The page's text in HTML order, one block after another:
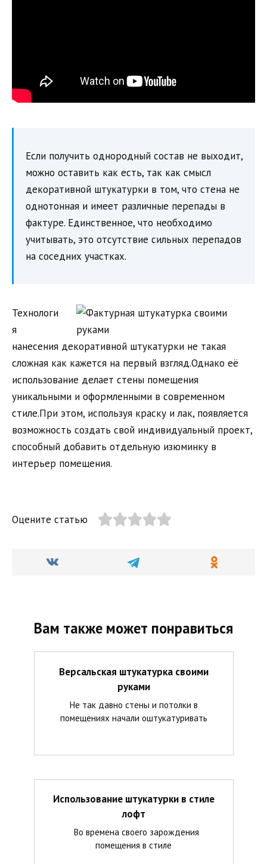
Если получить однородный состав не выходит,
можно оставить как есть, так как смысл
декоративной штукатурки в том, что стена не
однотонная и имеет различные перепады в
фактуре. Единственное, что необходимо
учитывать, это отсутствие сильных перепадов
на соседних участках.
Технологи
я
нанесения декоративной штукатурки не такая
сложная как кажется на первый взгляд.Однако её
использование делает стены помещения
уникальными и оформленными в современном
стиле.При этом, используя краску и лак, появляется
возможность создать свой индивидуальный проект,
способный добавить отдельную изюминку в
интерьер помещения.
Оцените статью
Вам также может понравиться
Версальская штукатурка своими
руками
Не так давно стены и потолки в
помещениях начали оштукатуривать
Использование штукатурки в стиле
лофт
Во времена своего зарождения
помещения в стиле